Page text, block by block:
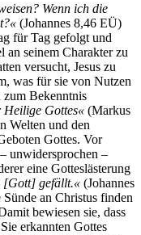
Wenn ich die
(Johannes 8,46 EÜ)
für Tag gefolgt und
an seinem Charakter zu
versucht, Jesus zu
was für sie von Nutzen
zum Bekenntnis
Heilige Gottes« (Markus
Welten und den
Gottes. Vor
unwidersprochen –
eine Gotteslästerung
[Gott] gefällt.« (Johannes
an Christus finden
bewiesen sie, dass
erkannten Gottes